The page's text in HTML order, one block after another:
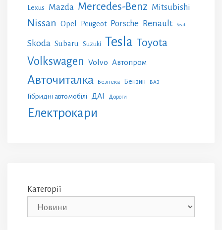
Lexus Mazda Mercedes-Benz Mitsubishi
Nissan Opel Peugeot Porsche Renault Seat
Skoda Subaru Suzuki Tesla Toyota
Volkswagen Volvo Автопром
Авточиталка Безпека Бензин ВАЗ
Гібридні автомобілі ДАІ Дороги
Електрокари
Категорії